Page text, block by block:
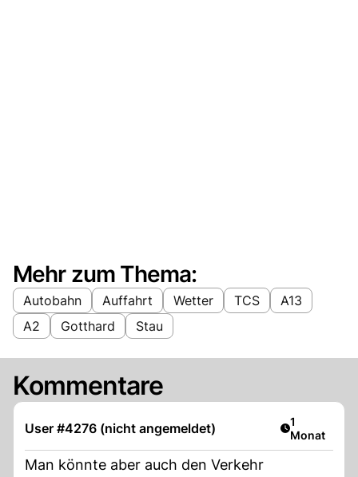
Mehr zum Thema:
Autobahn Auffahrt Wetter TCS
A13
A2
Gotthard Stau
Kommentare
User #4276 (nicht angemeldet) Artikel
1
Monat
Man könnte aber auch den Verkehr